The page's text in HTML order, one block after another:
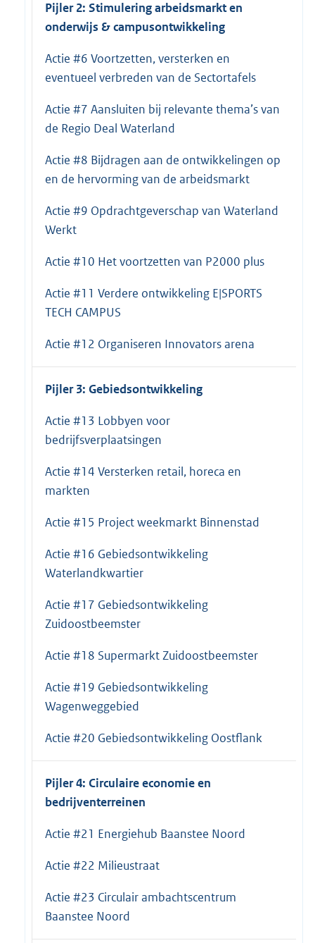
Pijler 2: Stimulering arbeidsmarkt en
onderwijs & campusontwikkeling
Actie #6 Voortzetten, versterken en
eventueel verbreden van de Sectortafels
Actie #7 Aansluiten bij relevante thema’s van
de Regio Deal Waterland
Actie #8 Bijdragen aan de ontwikkelingen op
en de hervorming van de arbeidsmarkt
Actie #9 Opdrachtgeverschap van Waterland
Werkt
Actie #10 Het voortzetten van P2000 plus
Actie #11 Verdere ontwikkeling E|SPORTS
TECH CAMPUS
Actie #12 Organiseren Innovators arena
Pijler 3: Gebiedsontwikkeling
Actie #13 Lobbyen voor
bedrijfsverplaatsingen
Actie #14 Versterken retail, horeca en
markten
Actie #15 Project weekmarkt Binnenstad
Actie #16 Gebiedsontwikkeling
Waterlandkwartier
Actie #17 Gebiedsontwikkeling
Zuidoostbeemster
Actie #18 Supermarkt Zuidoostbeemster
Actie #19 Gebiedsontwikkeling
Wagenweggebied
Actie #20 Gebiedsontwikkeling Oostflank
Pijler 4: Circulaire economie en
bedrijventerreinen
Actie #21 Energiehub Baanstee Noord
Actie #22 Milieustraat
Actie #23 Circulair ambachtscentrum
Baanstee Noord